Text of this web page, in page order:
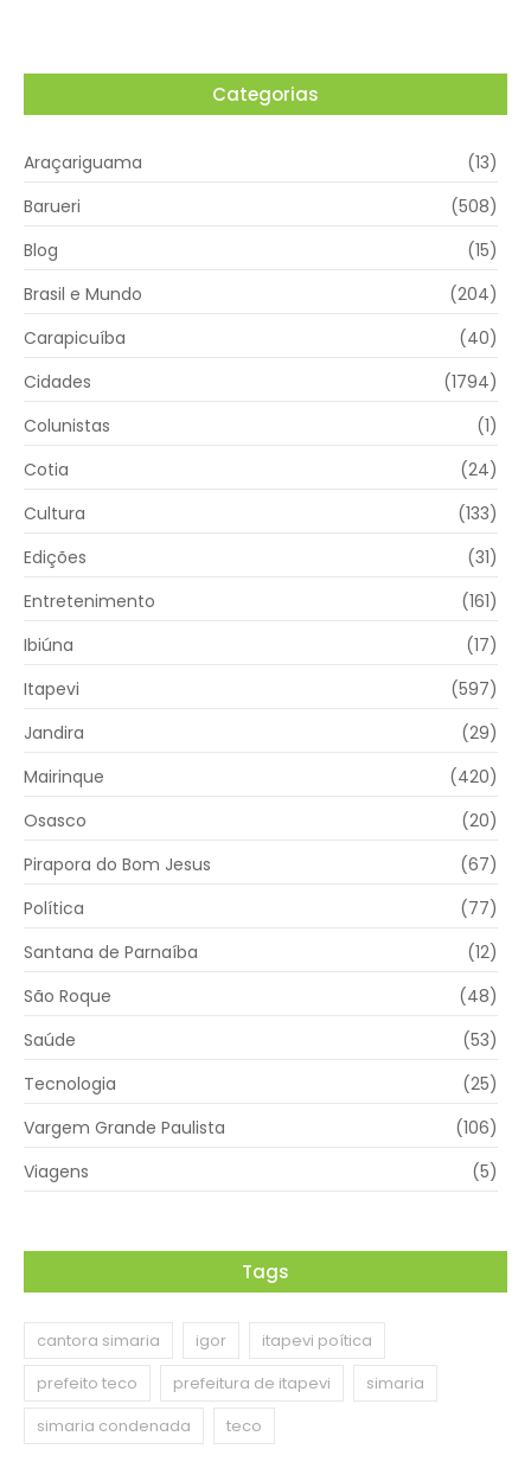
Categorias
Araçariguama
(13)
Barueri
(508)
Blog
(15)
Brasil e Mundo
(204)
Carapicuíba
(40)
Cidades
(1794)
Colunistas
(1)
Cotia
(24)
Cultura
(133)
Edições
(31)
Entretenimento
(161)
Ibiúna
(17)
Itapevi
(597)
Jandira
(29)
Mairinque
(420)
Osasco
(20)
Pirapora do Bom Jesus
(67)
Política
(77)
Santana de Parnaíba
(12)
São Roque
(48)
Saúde
(53)
Tecnologia
(25)
Vargem Grande Paulista
(106)
Viagens
(5)
Tags
cantora simaria igor
itapevi poítica
prefeito teco
prefeitura de itapevi
simaria
simaria condenada
teco